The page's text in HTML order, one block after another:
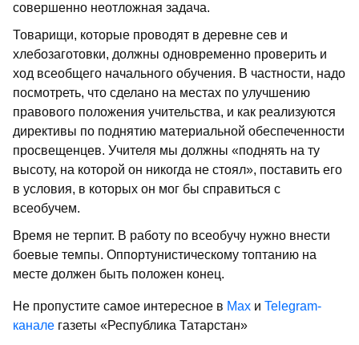
совершенно неотложная задача.
Товарищи, которые проводят в дерев­не сев и
хлебозаготовки, должны одно­временно проверить и
ход всеобщего начального обучения. В частности, надо
посмотреть, что сделано на местах по улучшению
правового положения учи­тельства, и как реализуются
директивы по поднятию материальной обеспечен­ности
просвещенцев. Учителя мы дол­жны «поднять на ту
высоту, на которой он никогда не стоял», поставить его
в условия, в которых он мог бы справиться с
всеобучем.
Время не терпит. В работу по всеобу­чу нужно внести
боевые темпы. Оп­портунистическому топтанию на
месте должен быть положен конец.
Не пропустите самое интересное в Max и Telegram-
канале газеты «Республика Татарстан»